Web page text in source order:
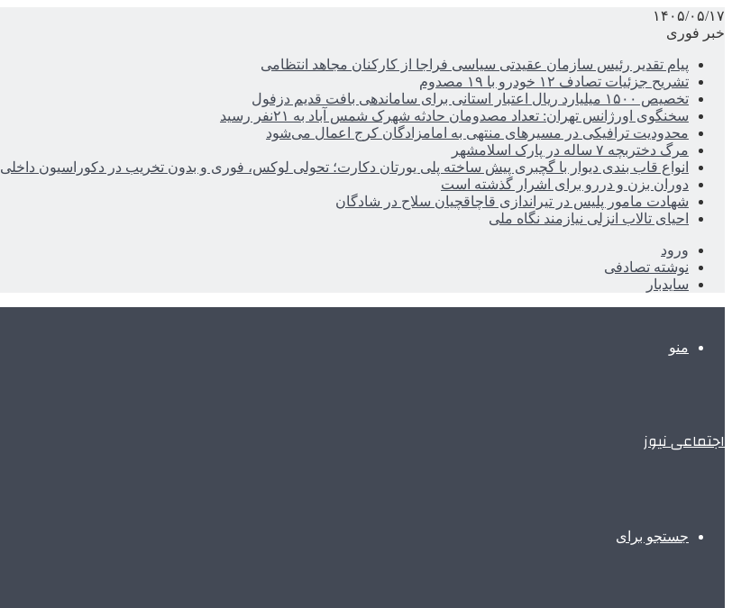
۱۴۰۵/۰۵/۱۷
خبر فوری
پیام تقدیر رئیس سازمان عقیدتی سیاسی فراجا از کارکنان مجاهد انتظامی
تشریح جزئیات تصادف ۱۲ خودرو با ۱۹ مصدوم
تخصیص ۱۵۰۰ میلیارد ریال اعتبار استانی برای ساماندهی بافت قدیم دزفول
سخنگوی اورژانس تهران: تعداد مصدومان حادثه شهرک شمس آباد به ۲۱نفر رسید
محدودیت ترافیکی در مسیرهای منتهی به امامزادگان کرج اعمال می‌شود
مرگ دختربچه ۷ ساله در پارک اسلامشهر
انواع قاب بندی دیوار با گچبری پیش ساخته پلی یورتان دکارت؛ تحولی لوکس، فوری و بدون تخریب در دکوراسیون داخلی
دوران بزن و دررو برای اشرار گذشته است
شهادت مامور پلیس در تیراندازی قاچاقچیان سلاح در شادگان
احیای تالاب انزلی نیازمند نگاه ملی
ورود
نوشته تصادفی
سایدبار
منو
اجتماعی نیوز
جستجو برای